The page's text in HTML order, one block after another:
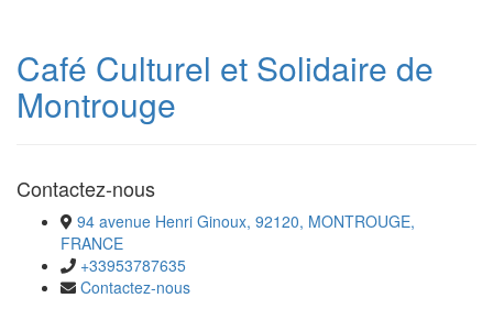
Café Culturel et Solidaire de
Montrouge
Contactez-nous
94 avenue Henri Ginoux, 92120, MONTROUGE,
FRANCE
+33953787635
Contactez-nous